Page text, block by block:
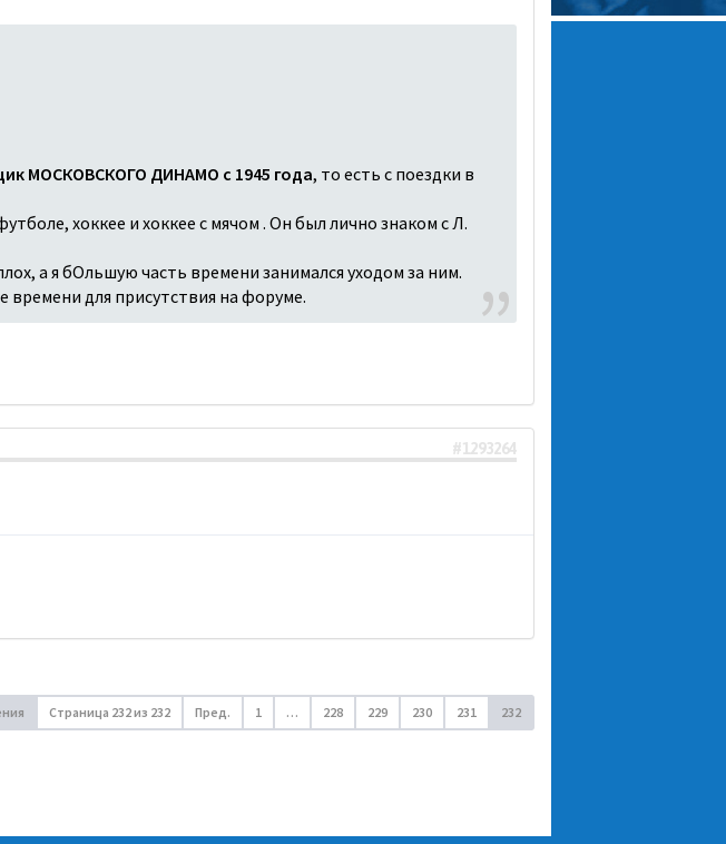
МОСКОВСКОГО ДИНАМО с 1945 года, то есть с поездки в
хоккее и хоккее с мячом . Он был лично знаком с Л.
а я бОльшую часть времени занимался уходом за ним.
времени для присутствия на форуме.
#1293264
Страница 232из 232 Пред. 1 … 228 229 230 231 232